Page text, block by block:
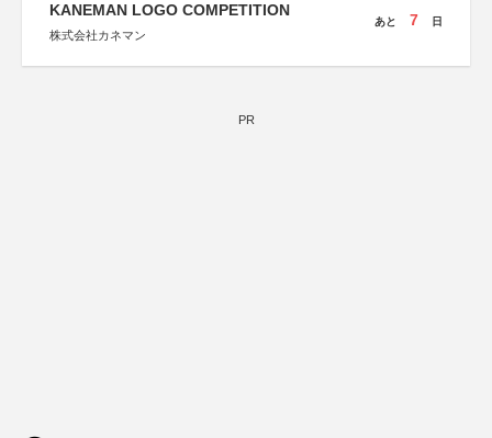
KANEMAN LOGO COMPETITION
株式会社カネマン
あと 7 日
PR